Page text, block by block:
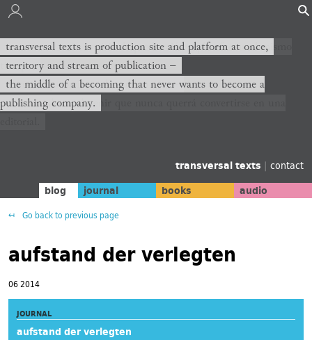
transversal texts es sitio de producción y plataforma al mismo
tiempo,
territorio y corriente de publicación −
el medio de un devenir que nunca querrá convertirse en una
transversal texts is production site and platform at once,
territory and stream of publication −
the middle of a becoming that never wants to become a
publishing company.
transversal texts | contact
blog journal books audio
Go back to previous page
aufstand der verlegten
06 2014
JOURNAL
aufstand der verlegten